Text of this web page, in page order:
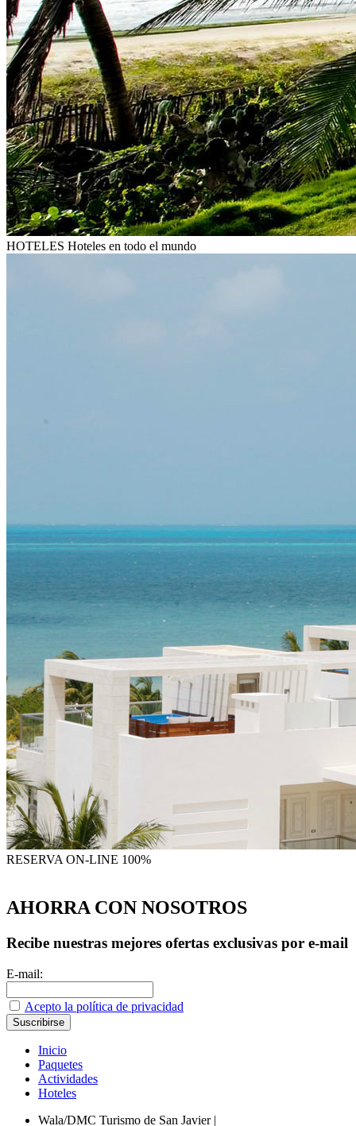
HOTELES Hoteles en todo el mundo
RESERVA ON-LINE 100%
AHORRA CON NOSOTROS
Recibe nuestras mejores ofertas exclusivas por e-mail
E-mail:
Acepto la política de privacidad
Inicio
Paquetes
Actividades
Hoteles
Wala/DMC Turismo de San Javier |